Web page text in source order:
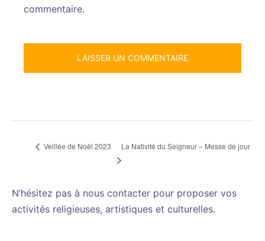
commentaire.
Veillée de Noël 2023 La Nativité du Seigneur – Messe de jour
N’hésitez pas à nous contacter pour proposer vos
activités religieuses, artistiques et culturelles.